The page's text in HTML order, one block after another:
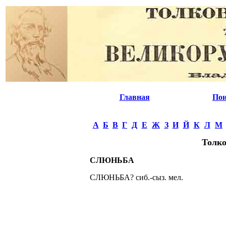
Главная
А Б В Г Д Е Ж З И Й К Л М
СЛЮНЬБА
СЛЮНЬБА? сиб.-сыз. мел.